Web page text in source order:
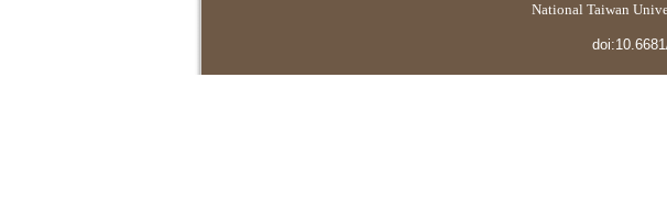
National Taiwan